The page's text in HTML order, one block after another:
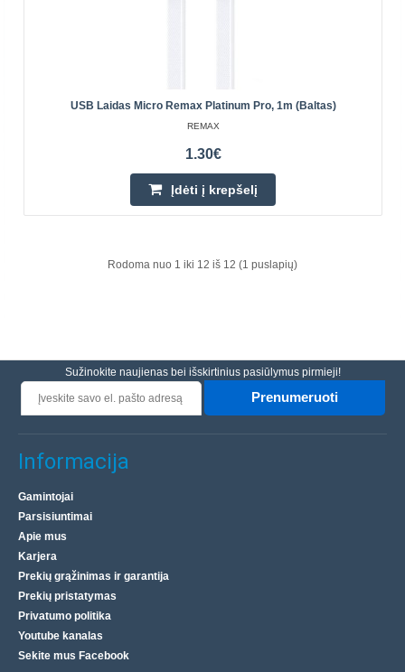
USB kabelis 3in1 Remax Kerolla, 1m (baltas)
2.80€
Laikinai Neturime
USB Laidas Micro Remax Platinum Pro, 1m (baltas)
REMAX
1.30€
Įdėti į krepšelį
Rodoma nuo 1 iki 12 iš 12 (1 puslapių)
Sužinokite naujienas bei išskirtinius pasiūlymus pirmieji!
Prenumeruoti
Informacija
Gamintojai
Parsisiuntimai
Apie mus
Karjera
Prekių grąžinimas ir garantija
Prekių pristatymas
Privatumo politika
Youtube kanalas
Sekite mus Facebook